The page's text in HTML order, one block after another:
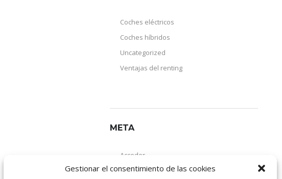
Gestionar el consentimiento de las cookies
Coches eléctricos
Coches híbridos
Uncategorized
Ventajas del renting
META
Acceder
Feed de entradas